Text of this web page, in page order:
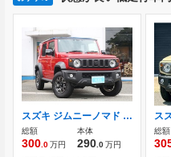
スズキ ジムニーノマド 1.5 FC 4WD ワンオーナー車・社外デジタルルームミラー
総額
300.0万円
本体
290.0万円
総額